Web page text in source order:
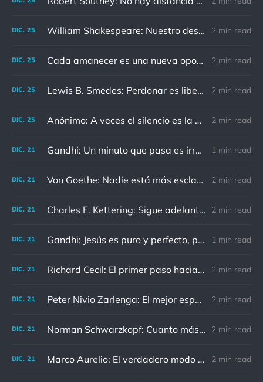
DIC. 25 William Shakespeare: Nuestro destino está en las estrellas, así que levantemos nuestros ojos al cielo 2 min read
DIC. 25 Cada amanecer es una nueva oportunidad 2 min read
DIC. 25 Lewis B. Smedes: Perdonar es liberar a un prisionero y descubrir que el prisionero eras tú 2 min read
DIC. 25 Anónimo: A veces el silencio es la mejor respuesta 2 min read
DIC. 21 Gandhi: Un minuto que pasa es irrecuperable. Conociendo esto, ¿cómo podemos malgastar tantas horas? 1 min read
DIC. 21 Von Goethe: Nadie está más esclavizado que aquellos que falsamente creen que son libres. 2 min read
DIC. 21 Charles F. Kettering: Sigue adelante, y es probable que tropieces con algo, tal vez cuando menos lo esperes. Nunca he escuchado hablar de alguien algu 2 min read
DIC. 21 Gandhi: Jesús es puro y perfecto, pero vosotros los cristianos no sois como él. 1 min read
DIC. 21 Richard Cecil: El primer paso hacia el conocimiento es saber que somos ignorantes. 2 min read
DIC. 21 Peter Nivio Zarlenga: El mejor espejo es un viejo amigo. 2 min read
DIC. 21 Norman Schwarzkopf: Cuanto más sudes por la paz, menos sangras por la guerra. 2 min read
DIC. 21 Marco Aurelio: El verdadero modo de vengarse de un enemigo es no parecérsele. 2 min read